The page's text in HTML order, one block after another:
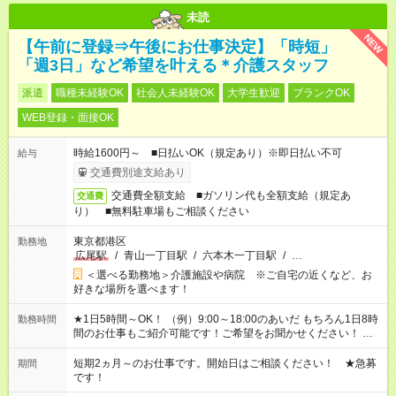
未読
NEW
【午前に登録⇒午後にお仕事決定】「時短」
「週3日」など希望を叶える＊介護スタッフ
派遣 職種未経験OK 社会人未経験OK 大学生歓迎
ブランクOK
WEB登録・面接OK
給与
時給1600円～ ■日払いOK（規定あり）※即日払い不可
交通費別途支給あり
交通費
交通費全額支給 ■ガソリン代も全額支給（規定あ
り） ■無料駐車場もご相談ください
勤務地
東京都港区
広尾駅
/ 青山一丁目駅 / 六本木一丁目駅 / …
＜選べる勤務地＞介護施設や病院 ※ご自宅の近くなど、お
好きな場所を選べます！
勤務時間
★1日5時間～OK！ （例）9:00～18:00のあいだ もちろん1日8時
間のお仕事もご紹介可能です！ご希望をお聞かせください！ ※
週最低15時間以上の勤務が必要です
期間
短期2ヵ月～のお仕事です。開始日はご相談ください！ ★急募
です！